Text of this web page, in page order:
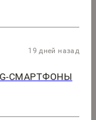
19 дней назад
СМАРТФОНЫ